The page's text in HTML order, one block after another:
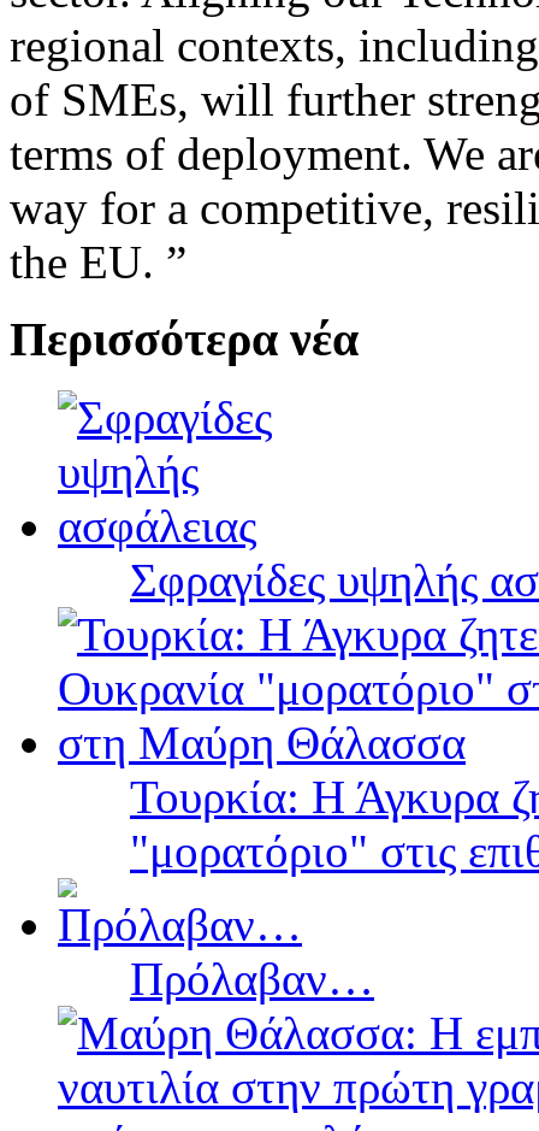
regional contexts,
of SMEs, will further
terms of deployment. We
way for a competitive,
the EU. ”
Περισσότερα νέα
Σφραγίδες υψηλής
Τουρκία: Η Άγκυρα
"μορατόριο" στις
Πρόλαβαν…